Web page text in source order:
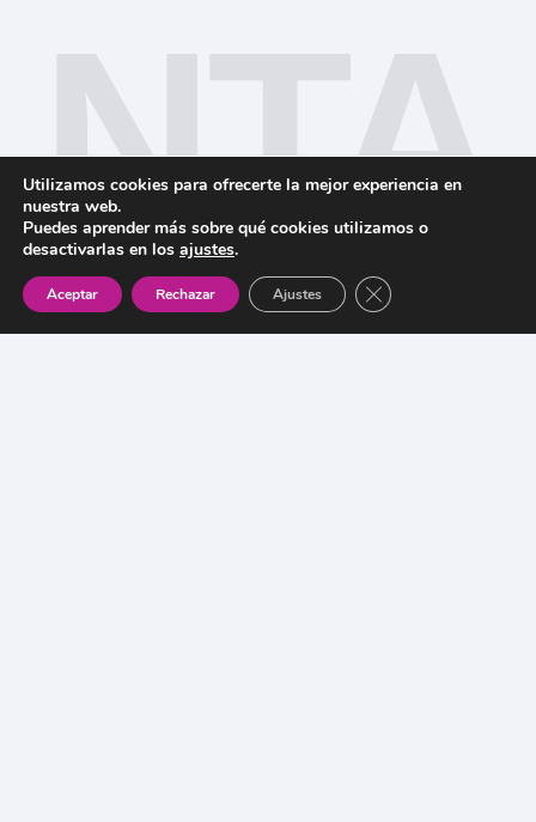
NTA
CT
Utilizamos cookies para ofrecerte la mejor experiencia en
nuestra web.
Puedes aprender más sobre qué cookies utilizamos o
desactivarlas en los ajustes.
Aceptar Rechazar Ajustes Cerrar el banner de